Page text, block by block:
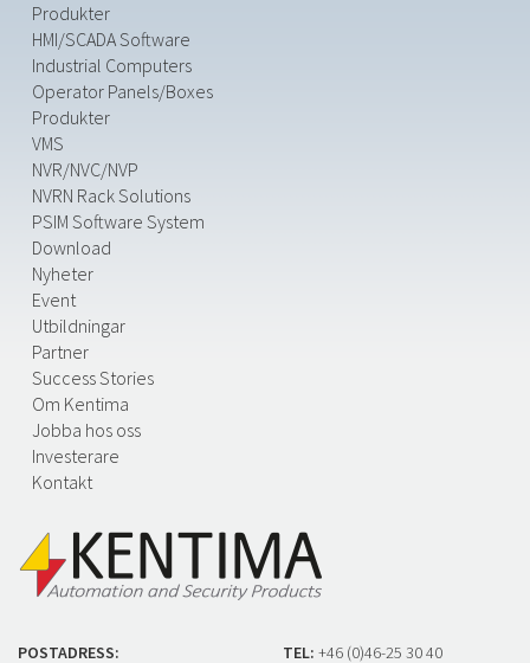
Produkter
HMI/SCADA Software
Industrial Computers
Operator Panels/Boxes
Produkter
VMS
NVR/NVC/NVP
NVRN Rack Solutions
PSIM Software System
Download
Nyheter
Event
Utbildningar
Partner
Success Stories
Om Kentima
Jobba hos oss
Investerare
Kontakt
POSTADRESS: TEL: +46 (0)46-25 30 40